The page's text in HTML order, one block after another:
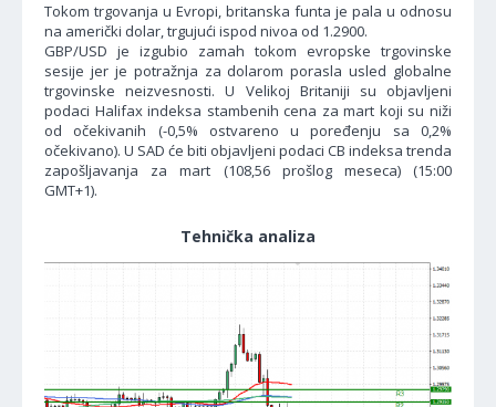
Tokom trgovanja u Evropi, britanska funta je pala u odnosu
na američki dolar, trgujući ispod nivoa od 1.2900.
GBP/USD je izgubio zamah tokom evropske trgovinske
sesije jer je potražnja za dolarom porasla usled globalne
trgovinske neizvesnosti. U Velikoj Britaniji su objavljeni
podaci Halifax indeksa stambenih cena za mart koji su niži
od očekivanih (-0,5% ostvareno u poređenju sa 0,2%
očekivano). U SAD će biti objavljeni podaci CB indeksa trenda
zapošljavanja za mart (108,56 prošlog meseca) (15:00
GMT+1).
Tehnička analiza